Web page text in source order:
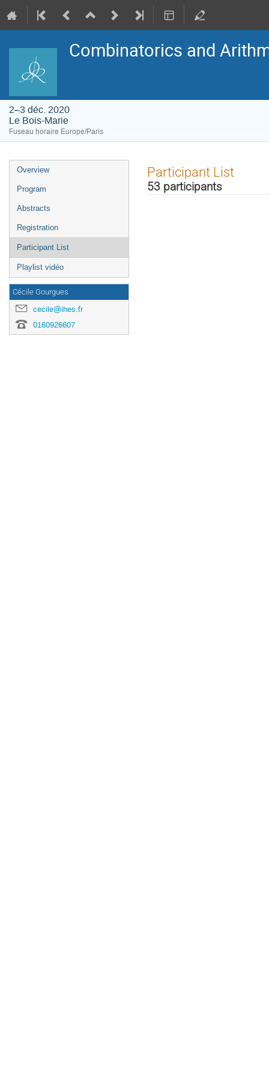
Combinatorics and
2–3 déc. 2020
Le Bois-Marie
Fuseau horaire Europe/Paris
Menu
l'événement
Overview
Program
Abstracts
Registration
Participant List
Playlist vidéo
Cécile Gourgues
cecile@ihes.fr
0160926607
Participant List
53 participants